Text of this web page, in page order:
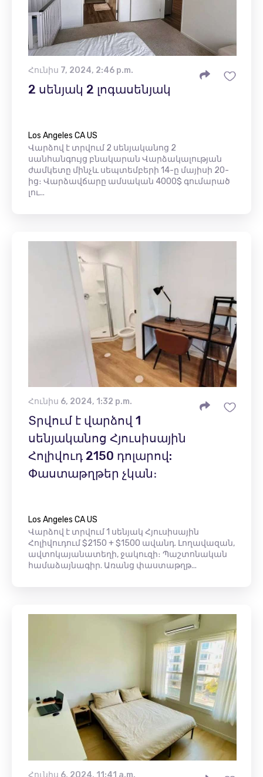
Հունիս 7, 2024, 2:46 p.m.
2 սենյակ 2 լոգասենյակ
Los Angeles CA US
Վարձով է տրվում 2 սենյականոց 2
սանհանգույց բնակարան Վարձակալության
ժամկետը մինչև սեպտեմբերի 14-ը մայիսի 20-
ից։ Վարձավճարը ամսական 4000$ գումարած
լու...
Հունիս 6, 2024, 1:32 p.m.
Տրվում է վարձով 1
սենյականոց Հյուսիսային
Հոլիվուդ 2150 դոլարով:
Փաստաթղթեր չկան։
Los Angeles CA US
Վարձով է տրվում 1 սենյակ Հյուսիսային
Հոլիվուդում $2150 + $1500 ավանդ. Լողավազան,
ավտոկայանատեղի, ջակուզի։ Պաշտոնական
համաձայնագիր. Առանց փաստաթղթ...
Հունիս 6, 2024, 11:41 a.m.